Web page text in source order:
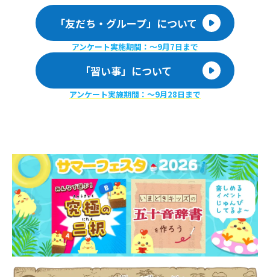
「友だち・グループ」について
アンケート実施期間：〜9月7日まで
「習い事」について
アンケート実施期間：〜9月28日まで